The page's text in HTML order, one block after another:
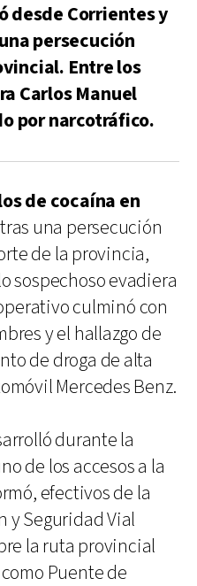
desde Corrientes y
persecución
Entre los
Carlos Manuel
por narcotráfico.
de cocaína en
una persecución
de la provincia,
sospechoso evadiera
culminó con
y el hallazgo de
de droga de alta
Mercedes Benz.
durante la
de los accesos a la
efectivos de la
y Seguridad Vial
la ruta provincial
Puente de